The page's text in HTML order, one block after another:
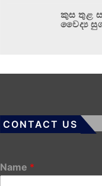
කුස තුළ
වෛද්‍ය
CONTACT US
Name *